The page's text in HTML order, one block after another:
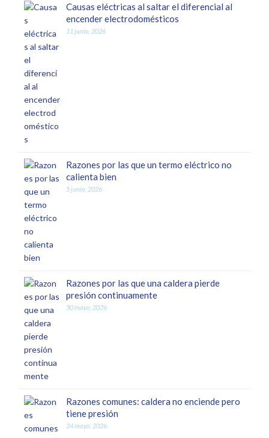
Causas eléctricas al saltar el diferencial al
encender electrodomésticos
11 junio, 2026
Razones por las que un termo eléctrico no
calienta bien
5 junio, 2026
Razones por las que una caldera pierde
presión continuamente
30 mayo, 2026
Razones comunes: caldera no enciende pero
tiene presión
24 mayo, 2026